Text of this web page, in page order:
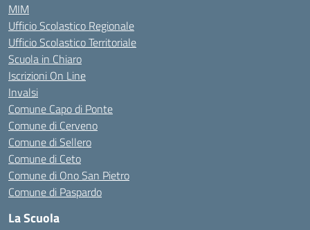
MIM
Ufficio Scolastico Regionale
Ufficio Scolastico Territoriale
Scuola in Chiaro
Iscrizioni On Line
Invalsi
Comune Capo di Ponte
Comune di Cerveno
Comune di Sellero
Comune di Ceto
Comune di Ono San Pietro
Comune di Paspardo
La Scuola